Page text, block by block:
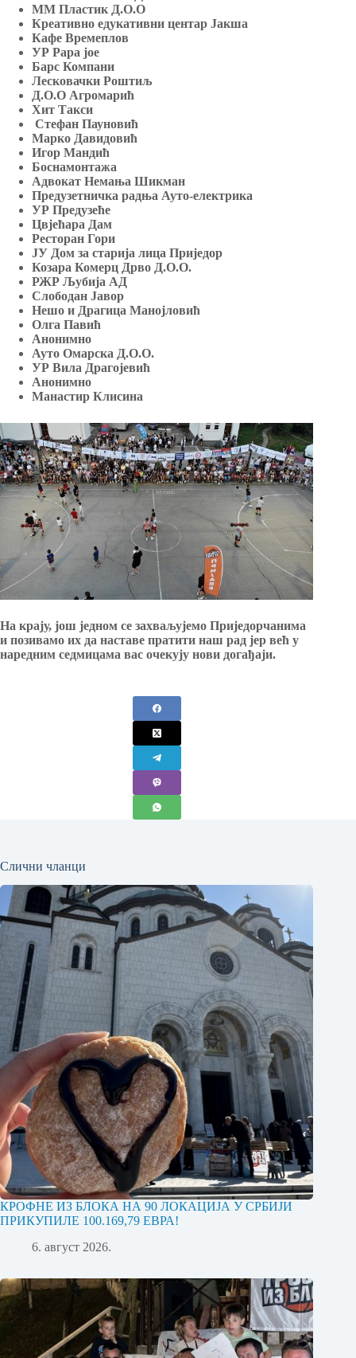
ММ Пластик Д.О.О
Креативно едукативни центар Јакша
Кафе Времеплов
УР Papa joe
Барс Компани
Лесковачки Роштиљ
Д.О.О Агромарић
Хит Такси
Стефан Пауновић
Марко Давидовић
Игор Мандић
Боснамонтажа
Адвокат Немања Шикман
Предузетничка радња Ауто-елeктрика
УР Предузеће
Цвјећара Дам
Ресторан Гори
ЈУ Дом за старија лица Приједор
Козара Комерц Дрво Д.О.О.
РЖР Љубија АД
Слободан Јавор
Нешо и Драгица Манојловић
Олга Павић
Анонимно
Ауто Омарска Д.О.О.
УР Вила Драгојевић
Анонимно
Манастир Клисина
На крају, још једном се захваљујемо Приједорчанима
и позивамо их да наставе пратити наш рад јер већ у
наредним седмицама вас очекују нови догађаји.
Слични чланци
КРОФНЕ ИЗ БЛОКА НА 90 ЛОКАЦИЈА У СРБИЈИ
ПРИКУПИЛЕ 100.169,79 ЕВРА!
6. август 2026.